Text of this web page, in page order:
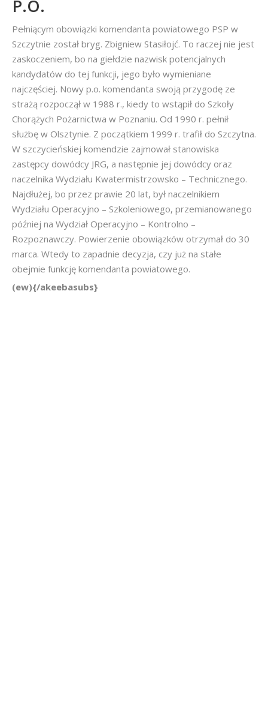
P.O.
Pełniącym obowiązki komendanta powiatowego PSP w
Szczytnie został bryg. Zbigniew Stasiłojć. To raczej nie jest
zaskoczeniem, bo na giełdzie nazwisk potencjalnych
kandydatów do tej funkcji, jego było wymieniane
najczęściej. Nowy p.o. komendanta swoją przygodę ze
strażą rozpoczął w 1988 r., kiedy to wstąpił do Szkoły
Chorążych Pożarnictwa w Poznaniu. Od 1990 r. pełnił
służbę w Olsztynie. Z początkiem 1999 r. trafił do Szczytna.
W szczycieńskiej komendzie zajmował stanowiska
zastępcy dowódcy JRG, a następnie jej dowódcy oraz
naczelnika Wydziału Kwatermistrzowsko – Technicznego.
Najdłużej, bo przez prawie 20 lat, był naczelnikiem
Wydziału Operacyjno – Szkoleniowego, przemianowanego
później na Wydział Operacyjno – Kontrolno –
Rozpoznawczy. Powierzenie obowiązków otrzymał do 30
marca. Wtedy to zapadnie decyzja, czy już na stałe
obejmie funkcję komendanta powiatowego.
(ew){/akeebasubs}